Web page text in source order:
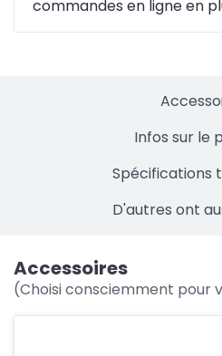
commandes en ligne en
Infos sur le
Spécifications
D'autres ont
Accessoires
(Choisi consciemment pour